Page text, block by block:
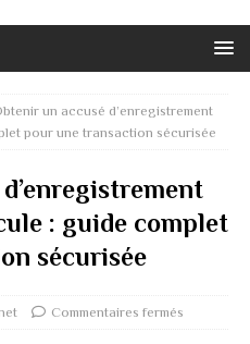
un accusé d’enregistrement
pour une transaction sécurisée
: guide complet
sécurisée
Commentaires fermés